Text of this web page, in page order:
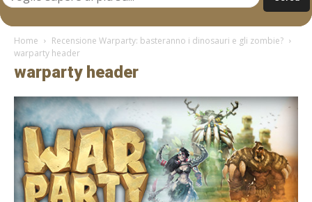
Home
Recensione Warparty: basteranno i dinosauri e gli zombie?
warparty header
warparty header